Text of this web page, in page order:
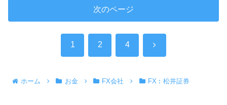
次のページ
1 2 4 次
ホーム お金 FX会社 FX︰松井証券